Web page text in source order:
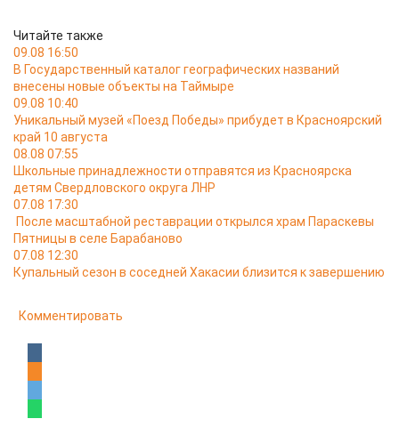
Читайте также
09.08 16:50
В Государственный каталог географических названий
внесены новые объекты на Таймыре
09.08 10:40
Уникальный музей «Поезд Победы» прибудет в Красноярский
край 10 августа
08.08 07:55
Школьные принадлежности отправятся из Красноярска
детям Свердловского округа ЛНР
07.08 17:30
После масштабной реставрации открылся храм Параскевы
Пятницы в селе Барабаново
07.08 12:30
Купальный сезон в соседней Хакасии близится к завершению
Комментировать